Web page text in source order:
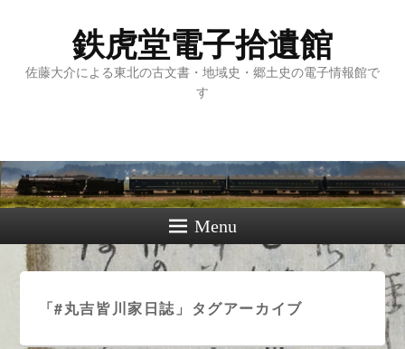
鉄虎堂電子拾遺館
佐藤大介による東北の古文書・地域史・郷土史の電子情報館で
す
Menu
「#丸吉皆川家日誌 」タグアーカイブ